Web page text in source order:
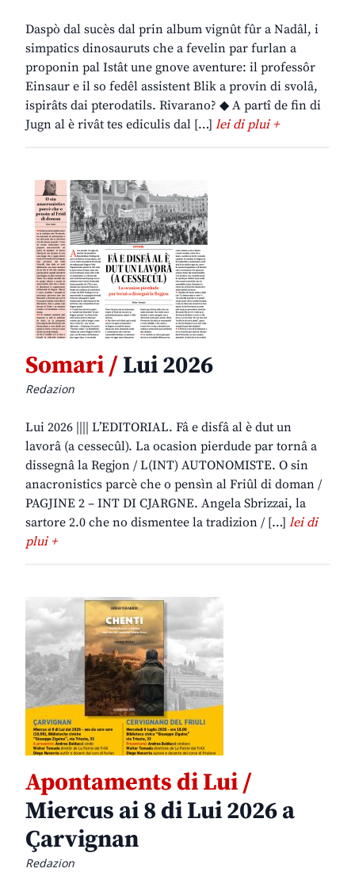
Daspò dal sucès dal prin album vignût fûr a Nadâl, i
simpatics dinosauruts che a fevelin par furlan a
proponin pal Istât une gnove aventure: il professôr
Einsaur e il so fedêl assistent Blik a provin di svolâ,
ispirâts dai pterodatils. Rivarano? ◆ A partî de fin di
Jugn al è rivât tes ediculis dal […] lei di plui +
Somari /Lui 2026
Redazion
Lui 2026 |||| L’EDITORIAL. Fâ e disfâ al è dut un
lavorâ (a cessecûl). La ocasion pierdude par tornâ a
dissegnâ la Regjon / L(INT) AUTONOMISTE. O sin
anacronistics parcè che o pensìn al Friûl di doman /
PAGJINE 2 – INT DI CJARGNE. Angela Sbrizzai, la
sartore 2.0 che no dismentee la tradizion / […] lei di
plui +
Apontaments di Lui /
Miercus ai 8 di Lui 2026 a
Çarvignan
Redazion